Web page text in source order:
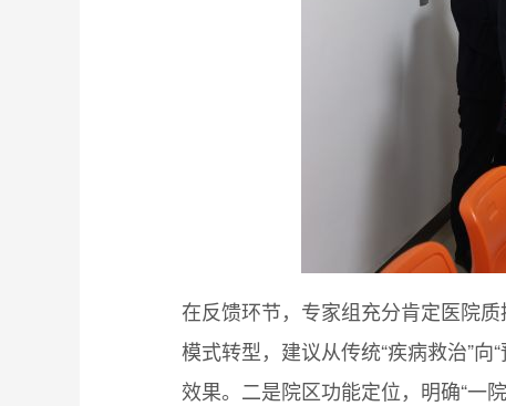
在反馈环节，专家组充分肯定医院
模式转型，建议从传统“疾病救治”
效果。二是院区功能定位，明确“一